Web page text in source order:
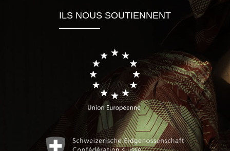
ILS NOUS SOUTIENNENT